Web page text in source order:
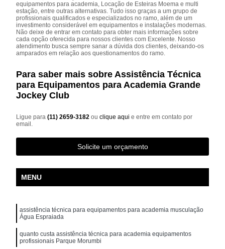
equipamentos para academia, Locação de Esteiras Moema e multi
estação, entre outras alternativas. Tudo isso graças a um grupo de
profissionais qualificados e especializados no ramo, além de um
investimento considerável em equipamentos e instalações modernas.
Não deixe de entrar em contato para obter mais informações sobre
cada opção oferecida para nossos clientes com Excelente. Nosso
atendimento busca sempre sanar a dúvida dos clientes, deixando-os
amparados em relação aos questionamentos do ramo.
Para saber mais sobre Assistência Técnica
para Equipamentos para Academia Grande
Jockey Club
Ligue para(11) 2659-3182ouclique aqui e entre em contato por
email.
Solicite um orçamento
MENU
assistência técnica para equipamentos para academia musculação
Água Espraiada
quanto custa assistência técnica para academia equipamentos
profissionais Parque Morumbi